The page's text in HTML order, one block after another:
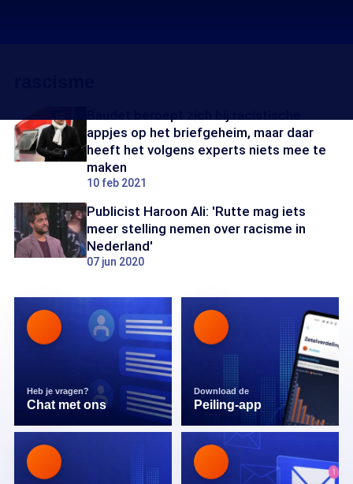
appjes op het briefgeheim, maar daar
heeft het volgens experts niets mee te
maken
10 feb 2021
Publicist Haroon Ali: 'Rutte mag iets
meer stelling nemen over racisme in
Nederland'
07 jun 2020
Heb je vragen?
Chat met ons
Download de
Peiling-app